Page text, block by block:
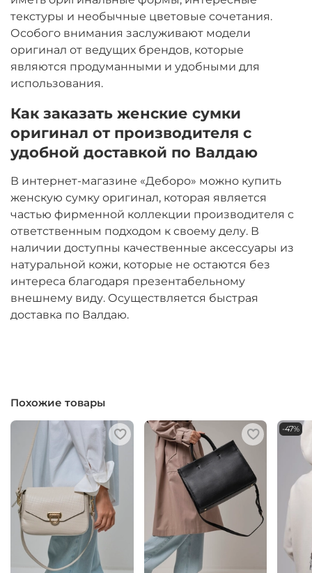
текстуры и необычные цветовые сочетания.
Особого внимания заслуживают модели
оригинал от ведущих брендов, которые
являются продуманными и удобными для
использования.
Как заказать женские сумки
оригинал от производителя с
удобной доставкой по Валдаю
В интернет-магазине «Деборо» можно купить
женскую сумку оригинал, которая является
частью фирменной коллекции производителя с
ответственным подходом к своему делу. В
наличии доступны качественные аксессуары из
натуральной кожи, которые не остаются без
интереса благодаря презентабельному
внешнему виду. Осуществляется быстрая
доставка по Валдаю.
Похожие товары
-47%